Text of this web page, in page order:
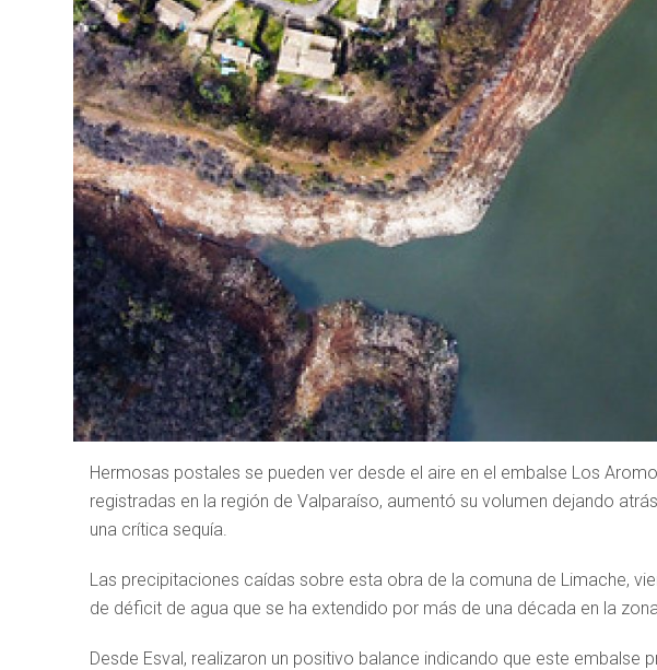
Hermosas postales se pueden ver desde el aire en el embalse Los
registradas en la región de Valparaíso, aumentó su volumen dejando
una crítica sequía.
Las precipitaciones caídas sobre esta obra de la comuna de Limache,
de déficit de agua que se ha extendido por más de una década en la
Desde Esval, realizaron un positivo balance indicando que este embalse